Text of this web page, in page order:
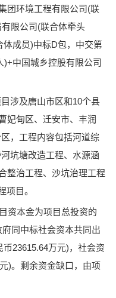
团环境工程有限公司(联
限公司(联合体牵头
体成员)中标D包，中交第
中国城乡控股有限公司
涉及唐山市区和10个县
妃甸区、迁安市、丰润
，工程内容包括河道综
坑塘改造工程、水源涵
整治工程、沙坑治理工程
项目。
资本金为项目总投资的
同中标社会资本共同出
23615.64万元)，社会资
)。剩余资金缺口，由项